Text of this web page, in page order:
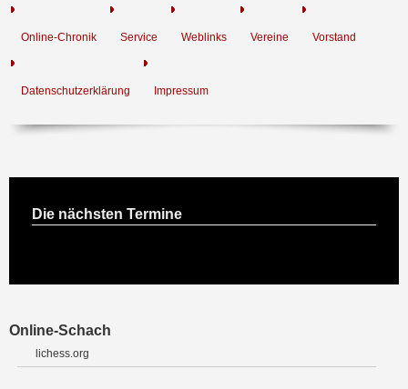
Online-Chronik Service Weblinks Vereine Vorstand
Datenschutzerklärung Impressum
Die nächsten Termine
Online-Schach
lichess.org